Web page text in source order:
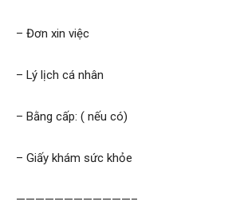
– Đơn xin việc
– Lý lịch cá nhân
– Bằng cấp: ( nếu có)
– Giấy khám sức khỏe
————————————–